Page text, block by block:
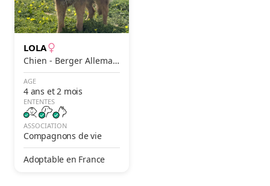
LOLA
Chien - Berger Alleman
d
AGE
4 ans et 2 mois
ENTENTES
ASSOCIATION
Compagnons de vie
Adoptable en France